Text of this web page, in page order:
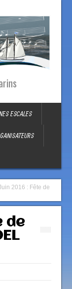
ESCALES
2016 : Fête de
de